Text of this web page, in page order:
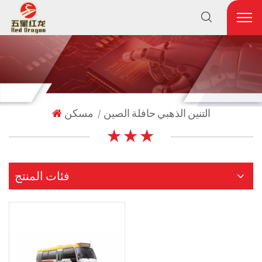
مسكن | التنين الذهبي حافلة الصين
★ ★ ★
فئات المنتج